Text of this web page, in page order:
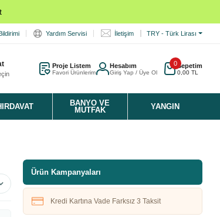
Yardım Servisi İletişim TRY - Türk Lirası
Proje Listem
Favori Ürünlerim
Hesabım
Giriş Yap / Üye Ol
0Sepetim
0,00 TL
BANYO VE
MUTFAK
YANGIN
Ürün Kampanyaları
Kredi Kartına Vade Farksız 3 Taksit